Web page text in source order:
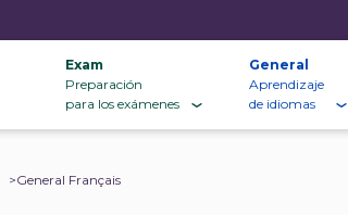
Exam
Preparación
para los exámenes
General
Aprendizaje
de idiomas
General Français